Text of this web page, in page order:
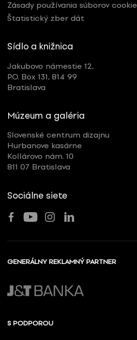
Zásady používania súborov cookie
Štatistický zber dát
Sídlo a knižnica
Jakubovo námestie 12,
P.O. Box 131, 814 99
Bratislava
Múzeum a galéria
Slovenské centrum dizajnu
Hurbanove kasárne
Kollárovo nám. 10
811 07 Bratislava
Sociálne siete
GENERÁLNY REKLAMNÝ PARTNER
S PODPOROU